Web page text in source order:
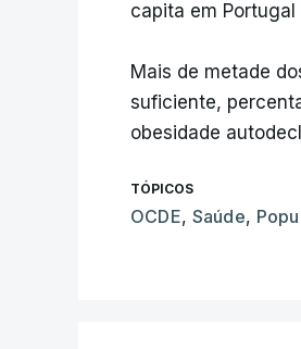
capita em
Mais de metade
suficiente,
obesidade
TÓPICOS
OCDE, Saúde,